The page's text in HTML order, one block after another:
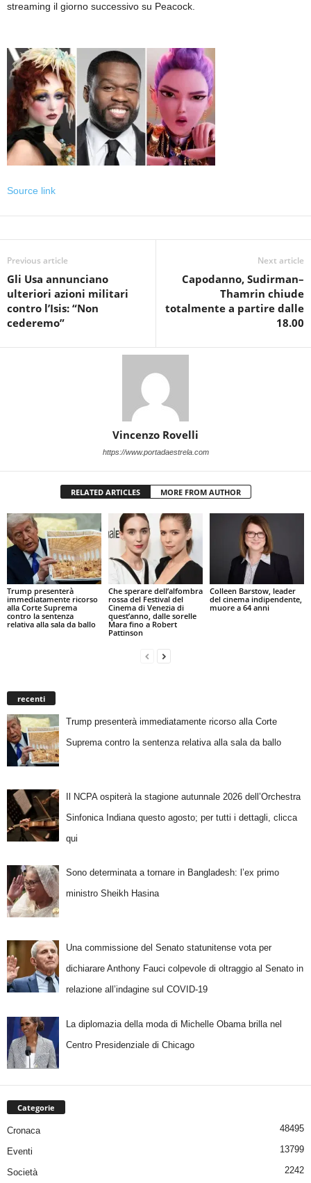
streaming il giorno successivo su Peacock.
Source link
Previous article
Gli Usa annunciano
ulteriori azioni militari
contro l’Isis: “Non
cederemo”
Next article
Capodanno, Sudirman–
Thamrin chiude
totalmente a partire dalle
18.00
Vincenzo Rovelli
https://www.portadaestrela.com
RELATED ARTICLES MORE FROM AUTHOR
Trump presenterà
immediatamente ricorso
alla Corte Suprema
contro la sentenza
relativa alla sala da ballo
Che sperare dell’alfombra
rossa del Festival del
Cinema di Venezia di
quest’anno, dalle sorelle
Mara fino a Robert
Pattinson
Colleen Barstow, leader
del cinema indipendente,
muore a 64 anni
recenti
Trump presenterà immediatamente ricorso alla Corte
Suprema contro la sentenza relativa alla sala da ballo
Il NCPA ospiterà la stagione autunnale 2026 dell’Orchestra
Sinfonica Indiana questo agosto; per tutti i dettagli, clicca
qui
Sono determinata a tornare in Bangladesh: l’ex primo
ministro Sheikh Hasina
Una commissione del Senato statunitense vota per
dichiarare Anthony Fauci colpevole di oltraggio al Senato in
relazione all’indagine sul COVID-19
La diplomazia della moda di Michelle Obama brilla nel
Centro Presidenziale di Chicago
Categorie
Cronaca 48495
Eventi 13799
Società 2242